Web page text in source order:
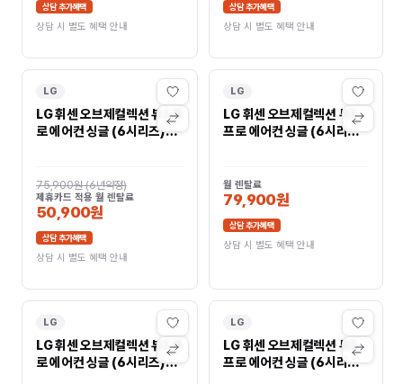
상담 추가혜택
상담 시 별도 혜택 안내
상담 추가혜택
상담 시 별도 혜택 안내
LG
LG 휘센 오브제컬렉션 뷰I 프
로 에어컨 싱글 (6시리즈)
75,900원(6년약정)
제휴카드 적용 월 렌탈료
50,900원
상담 추가혜택
상담 시 별도 혜택 안내
LG
LG 휘센 오브제컬렉션 뷰I
프로 에어컨 싱글 (6시리즈)
월 렌탈료
79,900원
상담 추가혜택
상담 시 별도 혜택 안내
LG
LG 휘센 오브제컬렉션 뷰I 프
로 에어컨 싱글 (6시리즈)
LG
LG 휘센 오브제컬렉션 뷰I
프로 에어컨 싱글 (6시리즈)